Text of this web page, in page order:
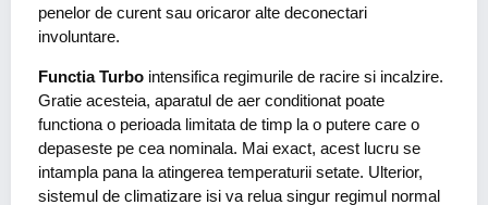
penelor de curent sau oricaror alte deconectari
involuntare.
Functia Turbo intensifica regimurile de racire si incalzire.
Gratie acesteia, aparatul de aer conditionat poate
functiona o perioada limitata de timp la o putere care o
depaseste pe cea nominala. Mai exact, acest lucru se
intampla pana la atingerea temperaturii setate. Ulterior,
sistemul de climatizare isi va relua singur regimul normal